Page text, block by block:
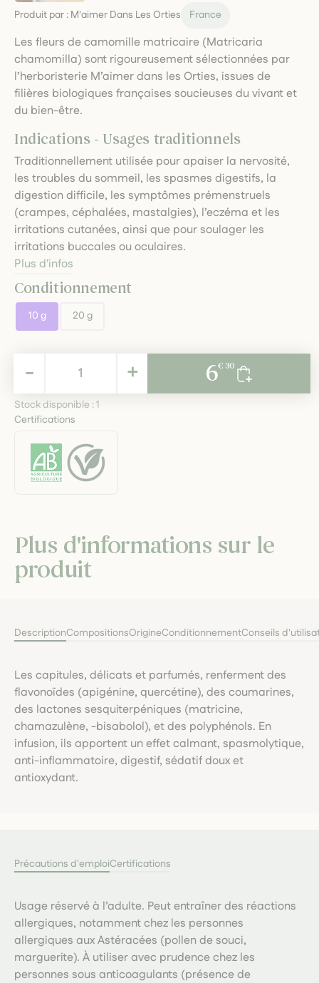
Produit par : M'aimer Dans Les Orties France
Les fleurs de camomille matricaire (Matricaria
chamomilla) sont rigoureusement sélectionnées par
l’herboristerie M’aimer dans les Orties, issues de
filières biologiques françaises soucieuses du vivant et
du bien-être.
Indications - Usages traditionnels
Traditionnellement utilisée pour apaiser la nervosité,
les troubles du sommeil, les spasmes digestifs, la
digestion difficile, les symptômes prémenstruels
(crampes, céphalées, mastalgies), l’eczéma et les
irritations cutanées, ainsi que pour soulager les
irritations buccales ou oculaires.
Plus d'infos
Conditionnement
10 g 20 g
6,30 € +
- 6€ 30
Stock disponible :1
Certifications
Plus d'informations sur le
produit
DescriptionCompositionsOrigineConditionnementConseils
Les capitules, délicats et parfumés, renferment des
flavonoïdes (apigénine, quercétine), des coumarines,
des lactones sesquiterpéniques (matricine,
chamazulène, -bisabolol), et des polyphénols. En
infusion, ils apportent un effet calmant, spasmolytique,
anti-inflammatoire, digestif, sédatif doux et
antioxydant.
Précautions d'emploiCertifications
Usage réservé à l’adulte. Peut entraîner des réactions
allergiques, notamment chez les personnes
allergiques aux Astéracées (pollen de souci,
marguerite). À utiliser avec prudence chez les
personnes sous anticoagulants (présence de